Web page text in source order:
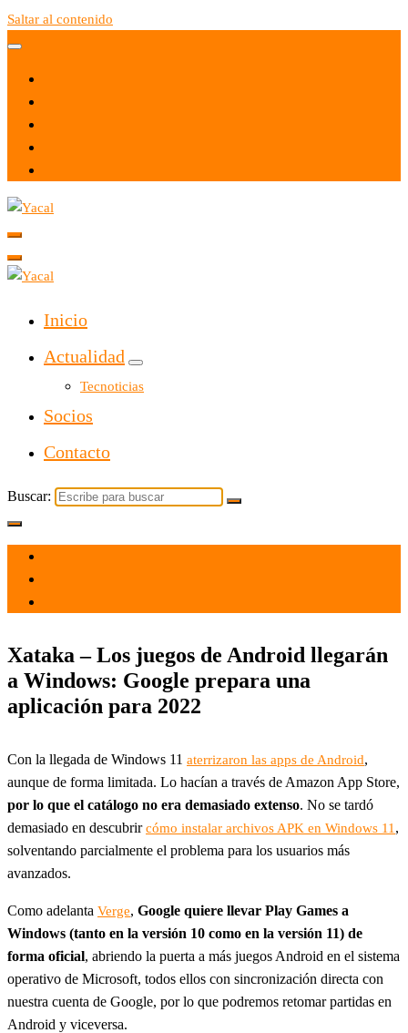
Saltar al contenido
Yacal micro hosting
Inicio
Actualidad
Tecnoticias
Socios
Contacto
Buscar:
Xataka – Los juegos de Android llegarán
a Windows: Google prepara una
aplicación para 2022
Con la llegada de Windows 11 aterrizaron las apps de Android,
aunque de forma limitada. Lo hacían a través de Amazon App Store,
por lo que el catálogo no era demasiado extenso. No se tardó
demasiado en descubrircómo instalar archivos APK en Windows 11 ,
solventando parcialmente el problema para los usuarios más
avanzados.
Como adelanta Verge, Google quiere llevar Play Games a
Windows (tanto en la versión 10 como en la versión 11) de
forma oficial, abriendo la puerta a más juegos Android en el sistema
operativo de Microsoft, todos ellos con sincronización directa con
nuestra cuenta de Google, por lo que podremos retomar partidas en
Android y viceversa.